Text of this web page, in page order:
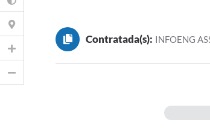
Contratada(s): INFOENG